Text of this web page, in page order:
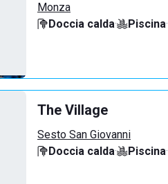
Monza
Doccia calda· Piscina·
The Village
Sesto San Giovanni
Doccia calda· Piscina·